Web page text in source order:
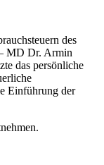
des
MD Dr. Armin
das persönliche
Einführung der